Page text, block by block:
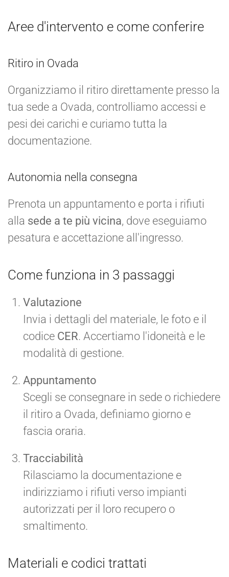
Aree d'intervento e come conferire
Ritiro in Ovada
Organizziamo il ritiro direttamente presso la
tua sede a Ovada, controlliamo accessi e
pesi dei carichi e curiamo tutta la
documentazione.
Autonomia nella consegna
Prenota un appuntamento e porta i rifiuti
alla sede a te più vicina, dove eseguiamo
pesatura e accettazione all'ingresso.
Come funziona in 3 passaggi
Valutazione
Invia i dettagli del materiale, le foto e il
codice CER. Accertiamo l'idoneità e le
modalità di gestione.
Appuntamento
Scegli se consegnare in sede o richiedere
il ritiro a Ovada, definiamo giorno e
fascia oraria.
Tracciabilità
Rilasciamo la documentazione e
indirizziamo i rifiuti verso impianti
autorizzati per il loro recupero o
smaltimento.
Materiali e codici trattati